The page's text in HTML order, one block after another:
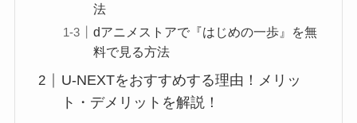
法
dアニメストアで『はじめの一歩』を無
料で見る方法
U-NEXTをおすすめする理由！メリッ
ト・デメリットを解説！